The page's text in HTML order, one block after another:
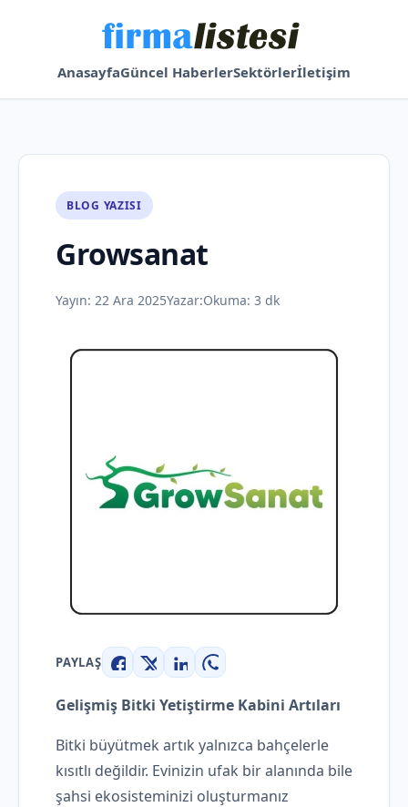
AnasayfaGüncel HaberlerSektörlerİletişim
BLOG YAZISI
Growsanat
Yayın: 22 Ara 2025Yazar:Okuma: 3 dk
PAYLAŞ
Facebook
X LinkedInWhatsApp
Gelişmiş Bitki Yetiştirme Kabini Artıları
Bitki büyütmek artık yalnızca bahçelerle
kısıtlı değildir. Evinizin ufak bir alanında bile
şahsi ekosisteminizi oluşturmanız